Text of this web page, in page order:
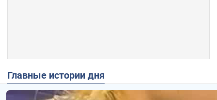
Главные истории дня